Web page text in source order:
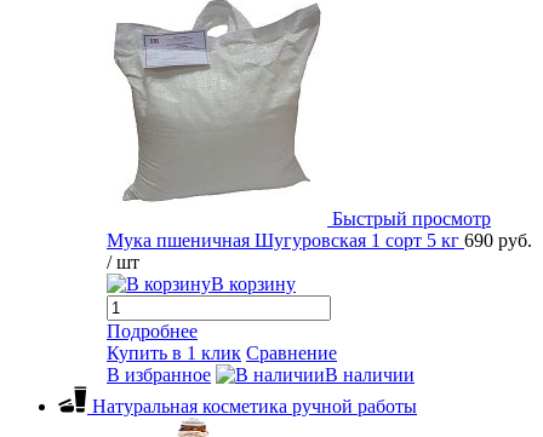
Быстрый просмотр
Мука пшеничная Шугуровская 1 сорт 5 кг 690 руб.
/ шт
В корзину
Подробнее
Купить в 1 клик Сравнение
В избранное
В наличии
Натуральная косметика ручной работы